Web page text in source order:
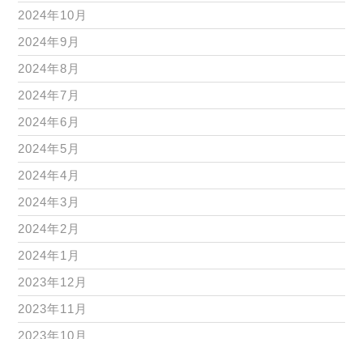
2024年10月
2024年9月
2024年8月
2024年7月
2024年6月
2024年5月
2024年4月
2024年3月
2024年2月
2024年1月
2023年12月
2023年11月
2023年10月